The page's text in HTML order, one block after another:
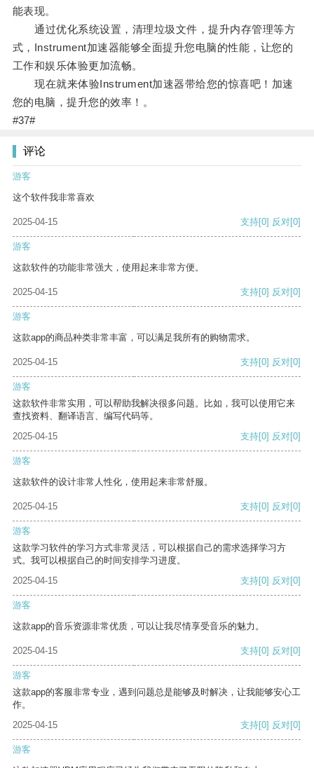
能表现。
通过优化系统设置，清理垃圾文件，提升内存管理等方
式，Instrument加速器能够全面提升您电脑的性能，让您的
工作和娱乐体验更加流畅。
现在就来体验Instrument加速器带给您的惊喜吧！加速
您的电脑，提升您的效率！。
#37#
评论
游客
这个软件我非常喜欢
2025-04-15 支持[0] 反对[0]
游客
这款软件的功能非常强大，使用起来非常方便。
2025-04-15 支持[0] 反对[0]
游客
这款app的商品种类非常丰富，可以满足我所有的购物需求。
2025-04-15 支持[0] 反对[0]
游客
这款软件非常实用，可以帮助我解决很多问题。比如，我可以使用它来
查找资料、翻译语言、编写代码等。
2025-04-15
支持[0] 反对[0]
游客
这款软件的设计非常人性化，使用起来非常舒服。
2025-04-15 支持[0] 反对[0]
游客
这款学习软件的学习方式非常灵活，可以根据自己的需求选择学习方
式。我可以根据自己的时间安排学习进度。
2025-04-15
支持[0] 反对[0]
游客
这款app的音乐资源非常优质，可以让我尽情享受音乐的魅力。
2025-04-15 支持[0] 反对[0]
游客
这款app的客服非常专业，遇到问题总是能够及时解决，让我能够安心工
作。
2025-04-15
支持[0] 反对[0]
游客